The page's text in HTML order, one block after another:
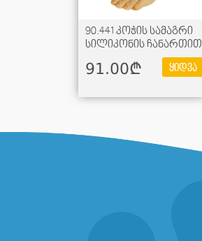
90.441 კოჭის სამაგრი
სილიკონის ჩანართით
91.00¢ ყიდვა